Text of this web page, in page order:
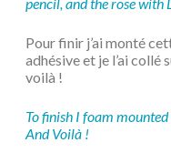
Pour finir j’ai monté
adhésive et je l’ai collé
voilà !
To finish I foam
And Voilà !